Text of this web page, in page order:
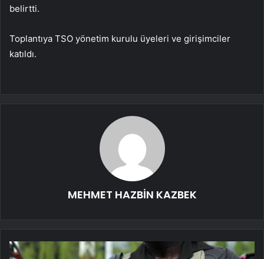
belirtti.
Toplantıya TSO yönetim kurulu üyeleri ve girişimciler
katıldı.
MEHMET HAZBİN KAZBEK